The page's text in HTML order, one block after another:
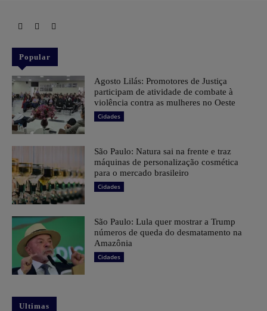
Popular
Agosto Lilás: Promotores de Justiça
participam de atividade de combate à
violência contra as mulheres no Oeste
Cidades
São Paulo: Natura sai na frente e traz
máquinas de personalização cosmética
para o mercado brasileiro
Cidades
São Paulo: Lula quer mostrar a Trump
números de queda do desmatamento na
Amazônia
Cidades
Ultimas